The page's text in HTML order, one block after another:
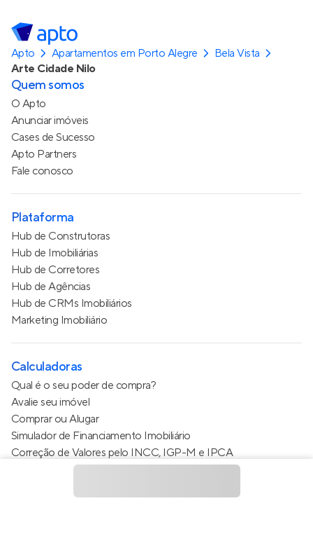
Apto Apartamentos em Porto Alegre
Bela Vista
Arte Cidade Nilo
Quem somos
O Apto
Anunciar imóveis
Cases de Sucesso
Apto Partners
Fale conosco
Plataforma
Hub de Construtoras
Hub de Imobiliárias
Hub de Corretores
Hub de Agências
Hub de CRMs Imobiliários
Marketing Imobiliário
Calculadoras
Qual é o seu poder de compra?
Avalie seu imóvel
Comprar ou Alugar
Simulador de Financiamento Imobiliário
Correção de Valores pelo INCC, IGP-M e IPCA
Estimativa de valor do condomínio